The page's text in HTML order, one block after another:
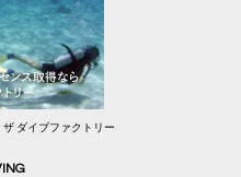
ダイブファクトリー